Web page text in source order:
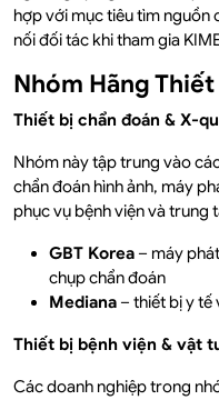
hợp với mục tiêu tìm nguồn
nối đối tác khi tham gia
Nhóm Hãng Thiết
Thiết bị chẩn đoán & X-
Nhóm này tập trung vào
chẩn đoán hình ảnh, máy
phục vụ bệnh viện và trung
GBT Korea – máy
chụp chẩn đoán
Mediana – thiết bị y tế
Thiết bị bệnh viện & vật
Các doanh nghiệp trong